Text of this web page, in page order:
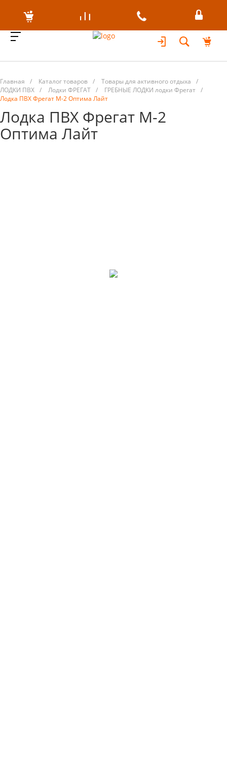
Главная / Каталог товаров / Товары для активного отдыха
/
ЛОДКИ ПВХ / Лодки ФРЕГАТ / ГРЕБНЫЕ ЛОДКИ лодки Фрегат /
Лодка ПВХ Фрегат М-2 Оптима Лайт
Лодка ПВХ Фрегат М-2
Оптима Лайт